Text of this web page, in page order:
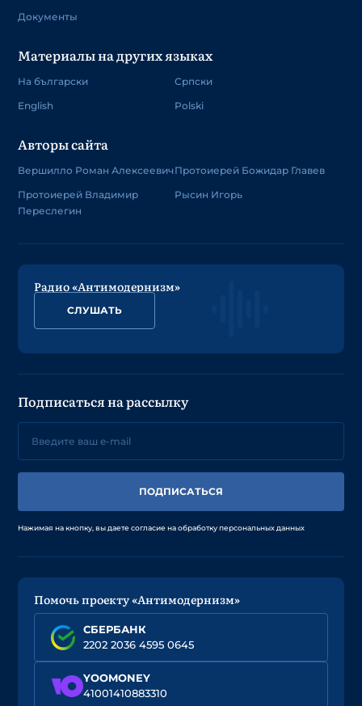
Документы
Материалы на других языках
На български
English
Српски
Polski
Авторы сайта
Вершилло Роман Алексеевич
Протоиерей Владимир
Переслегин
Протоиерей Божидар Главев
Рысин Игорь
Радио «Антимодернизм»
СЛУШАТЬ
Подписаться на рассылку
ПОДПИСАТЬСЯ
Нажимая на кнопку, вы даете согласие на обработку персональных данных
Помочь проекту «Антимодернизм»
СБЕРБАНК
2202 2036 4595 0645
YOOMONEY
41001410883310